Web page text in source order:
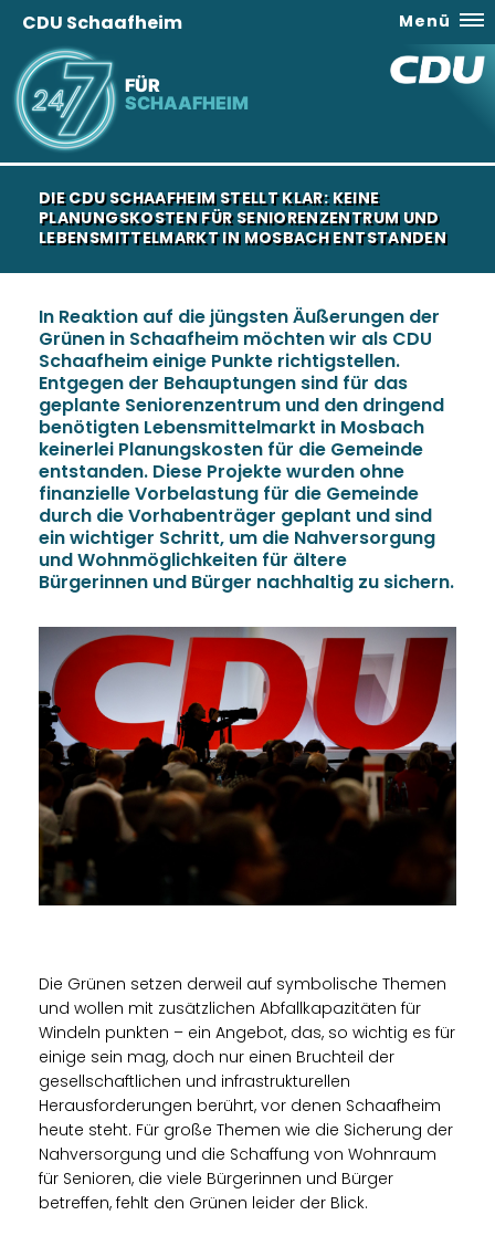
FÜR
SCHAAFHEIM
CDU Schaafheim Menü
DIE CDU SCHAAFHEIM STELLT KLAR: KEINE
PLANUNGSKOSTEN FÜR SENIORENZENTRUM UND
LEBENSMITTELMARKT IN MOSBACH ENTSTANDEN
In Reaktion auf die jüngsten Äußerungen der
Grünen in Schaafheim möchten wir als CDU
Schaafheim einige Punkte richtigstellen.
Entgegen der Behauptungen sind für das
geplante Seniorenzentrum und den dringend
benötigten Lebensmittelmarkt in Mosbach
keinerlei Planungskosten für die Gemeinde
entstanden. Diese Projekte wurden ohne
finanzielle Vorbelastung für die Gemeinde
durch die Vorhabenträger geplant und sind
ein wichtiger Schritt, um die Nahversorgung
und Wohnmöglichkeiten für ältere
Bürgerinnen und Bürger nachhaltig zu sichern.
Die Grünen setzen derweil auf symbolische Themen
und wollen mit zusätzlichen Abfallkapazitäten für
Windeln punkten – ein Angebot, das, so wichtig es für
einige sein mag, doch nur einen Bruchteil der
gesellschaftlichen und infrastrukturellen
Herausforderungen berührt, vor denen Schaafheim
heute steht. Für große Themen wie die Sicherung der
Nahversorgung und die Schaffung von Wohnraum
für Senioren, die viele Bürgerinnen und Bürger
betreffen, fehlt den Grünen leider der Blick.